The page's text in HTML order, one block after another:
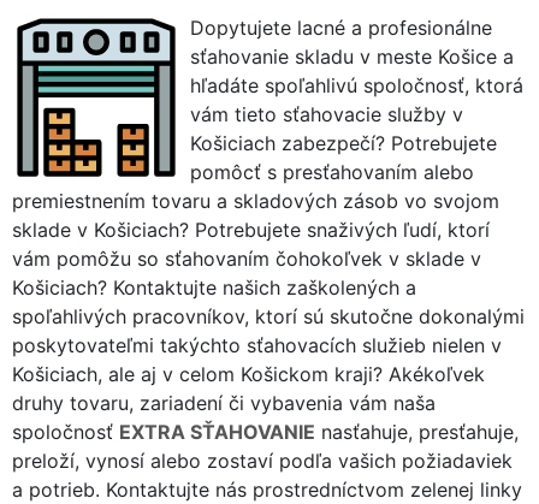
Dopytujete lacné a profesionálne
sťahovanie skladu v meste Košice a
hľadáte spoľahlivú spoločnosť, ktorá
vám tieto sťahovacie služby v
Košiciach zabezpečí? Potrebujete
pomôcť s presťahovaním alebo
premiestnením tovaru a skladových zásob vo svojom
sklade v Košiciach? Potrebujete snaživých ľudí, ktorí
vám pomôžu so sťahovaním čohokoľvek v sklade v
Košiciach? Kontaktujte našich zaškolených a
spoľahlivých pracovníkov, ktorí sú skutočne dokonalými
poskytovateľmi takýchto sťahovacích služieb nielen v
Košiciach, ale aj v celom Košickom kraji? Akékoľvek
druhy tovaru, zariadení či vybavenia vám naša
spoločnosť EXTRA SŤAHOVANIE nasťahuje, presťahuje,
preloží, vynosí alebo zostaví podľa vašich požiadaviek
a potrieb. Kontaktujte nás prostredníctvom zelenej linky